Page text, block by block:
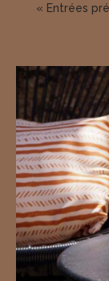
« Entrées